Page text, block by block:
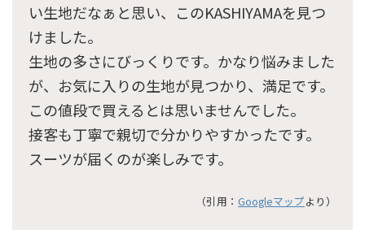
い生地だなぁと思い、このKASHIYAMAを見つ
けました。
生地の多さにびっくりです。かなり悩みました
が、お気に入りの生地が見つかり、満足です。
この値段で買えるとは思いませんでした。
接客も丁寧で親切で分かりやすかったです。
スーツが届くのが楽しみです。
（引用： Googleマップより）